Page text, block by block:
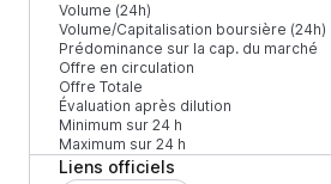
Volume (24h)
Volume/Capitalisation boursière (24h)
Prédominance sur la cap. du marché
Offre en circulation
Offre Totale
Évaluation après dilution
Minimum sur 24 h
Maximum sur 24 h
Liens officiels